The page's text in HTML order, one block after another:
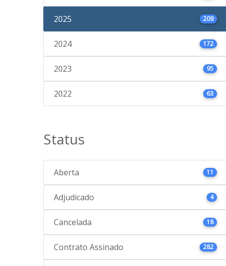
2025 209
2024 172
2023 95
2022 63
Status
Aberta 11
Adjudicado 4
Cancelada 18
Contrato Assinado 282